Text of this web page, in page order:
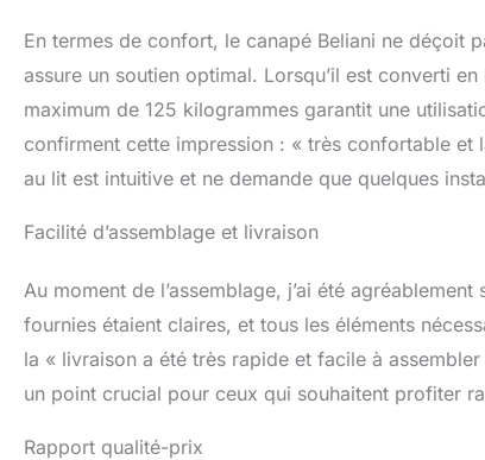
En termes de confort, le canapé Beliani ne déçoit
assure un soutien optimal. Lorsqu’il est converti
maximum de 125 kilogrammes garantit une
confirment cette impression : « très confortable
au lit est intuitive et ne demande que quelques
Facilité d’assemblage et livraison
Au moment de l’assemblage, j’ai été
fournies étaient claires, et tous les éléments
la « livraison a été très rapide et facile à
un point crucial pour ceux qui souhaitent profiter
Rapport qualité-prix